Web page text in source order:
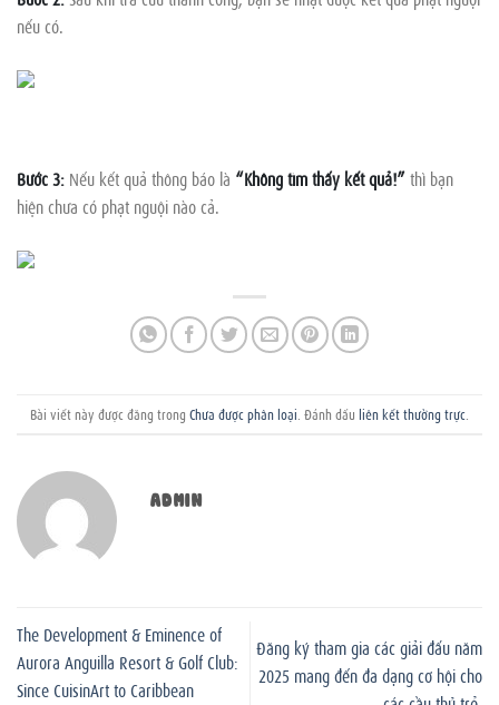
nếu có.
Bước 3: Nếu kết quả thông báo là “Không tìm thấy kết quả!”thì bạn
hiện chưa có phạt nguội nào cả.
Bài viết này được đăng trong Chưa được phân loại . Đánh dấu liên kết thường trực
ADMIN
The Development & Eminence of
Aurora Anguilla Resort & Golf Club:
Since CuisinArt to Caribbean
Đăng ký tham gia các giải đấu năm
2025 mang đến đa dạng cơ hội cho